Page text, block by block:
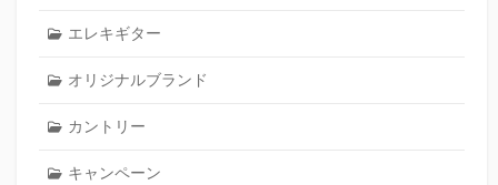
エレキギター
オリジナルブランド
カントリー
キャンペーン